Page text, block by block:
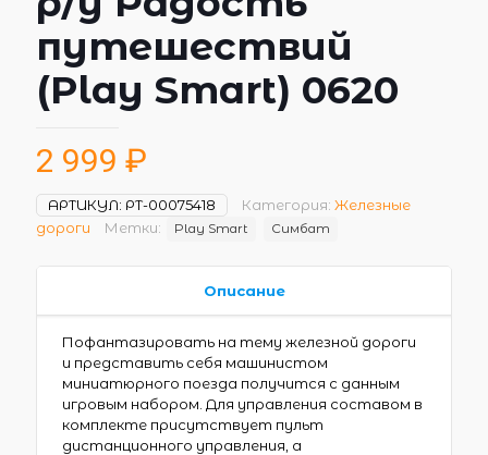
путешествий
(Play Smart) 0620
2 999 ₽
АРТИКУЛ: РТ-00075418 Категория: Железные
дороги
Метки: Play Smart Симбат
Описание
Пофантазировать на тему железной дороги
и представить себя машинистом
миниатюрного поезда получится с данным
игровым набором. Для управления составом в
комплекте присутствует пульт
дистанционного управления, а